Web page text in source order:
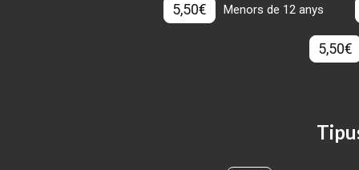
5,50€ Menors de 12 anys
5,50€